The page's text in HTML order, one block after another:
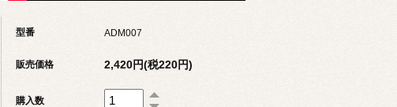
型番 ADM007
販売価格 2,420円(税220円)
購入数